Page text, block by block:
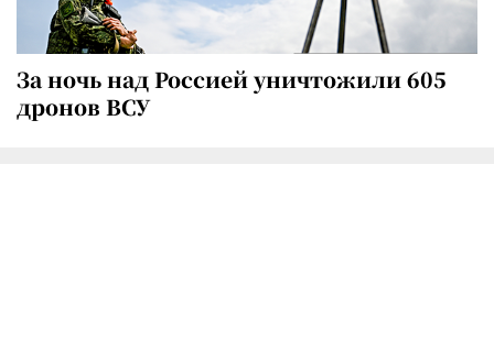
За ночь над Россией уничтожили 605
дронов ВСУ